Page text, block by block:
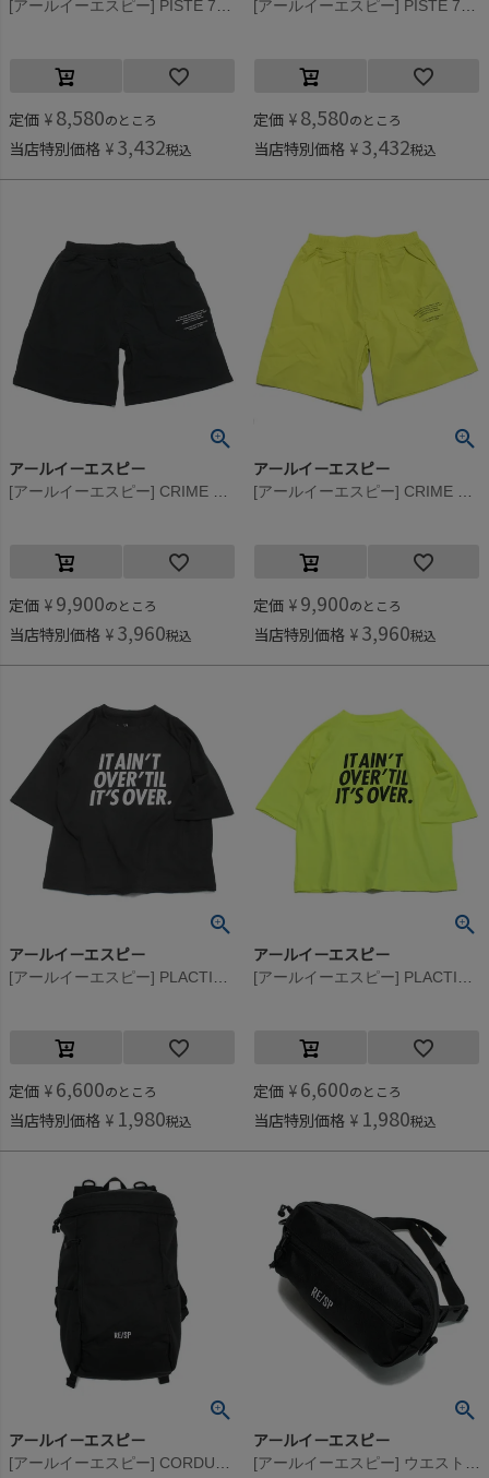
[アールイーエスピー] PISTE 70％ フーディー (7分袖) ブラック
定価 ¥ 8,580のところ
当店特別価格 ¥ 3,432税込
[アールイーエスピー] PISTE 70％ フーディー (7分袖) ライム
定価 ¥ 8,580のところ
当店特別価格 ¥ 3,432税込
アールイーエスピー
[アールイーエスピー] CRIME ショーツ ブラック
定価 ¥ 9,900のところ
当店特別価格 ¥ 3,960税込
アールイーエスピー
[アールイーエスピー] CRIME ショーツ ライム
定価 ¥ 9,900のところ
当店特別価格 ¥ 3,960税込
アールイーエスピー
[アールイーエスピー] PLACTICE 70％Tシャツ(7分袖) ブラック
定価 ¥ 6,600のところ
当店特別価格 ¥ 1,980税込
アールイーエスピー
[アールイーエスピー] PLACTICE 70％Tシャツ(7分袖) ライム
定価 ¥ 6,600のところ
当店特別価格 ¥ 1,980税込
アールイーエスピー
[アールイーエスピー] CORDURAバックパック(22L) ブラック
アールイーエスピー
[アールイーエスピー] ウエストバック(2L) ブラック